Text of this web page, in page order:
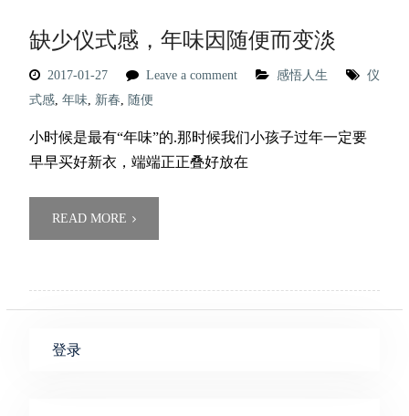
缺少仪式感，年味因随便而变淡
2017-01-27 Leave a comment 感悟人生
仪
式感, 年味, 新春, 随便
小时候是最有“年味”的.那时候我们小孩子过年一定要
早早买好新衣，端端正正叠好放在
READ MORE
登录